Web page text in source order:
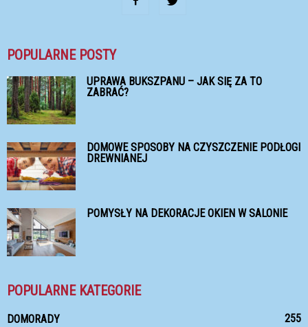
POPULARNE POSTY
UPRAWA BUKSZPANU – JAK SIĘ ZA TO
ZABRAĆ?
DOMOWE SPOSOBY NA CZYSZCZENIE PODŁOGI
DREWNIANEJ
POMYSŁY NA DEKORACJE OKIEN W SALONIE
POPULARNE KATEGORIE
DOMORADY
255